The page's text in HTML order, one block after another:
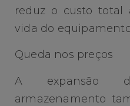
reduz o custo
vida do
Queda nos preços
A expansão
armazenamento